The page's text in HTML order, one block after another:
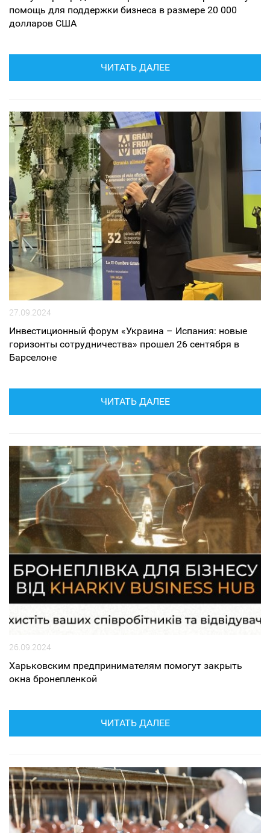
помощь для поддержки бизнеса в размере 20 000
долларов США
ЧИТАТЬ ДАЛЕЕ
27.09.2024
Инвестиционный форум «Украина – Испания: новые
горизонты сотрудничества» прошел 26 сентября в
Барселоне
ЧИТАТЬ ДАЛЕЕ
26.09.2024
Харьковским предпринимателям помогут закрыть
окна бронепленкой
ЧИТАТЬ ДАЛЕЕ